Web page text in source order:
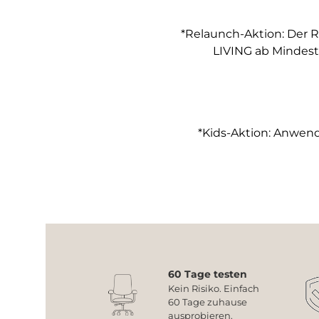
*Relaunch-Aktion: Der
LIVING ab
*Kids-Aktion:
60 Tage testen
Kein Risiko. Einfach
60 Tage zuhause
ausprobieren.